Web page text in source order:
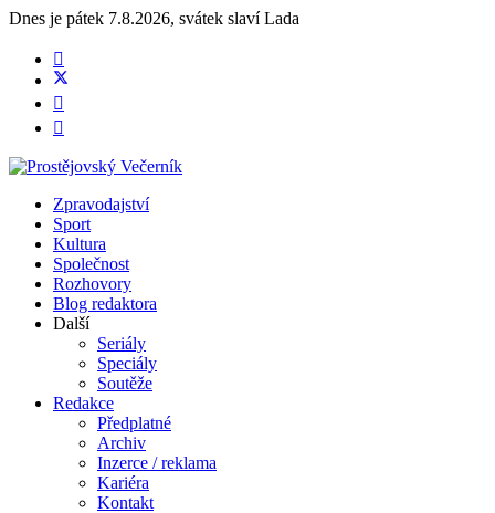
Dnes je pátek 7.8.2026, svátek slavíLada
Zpravodajství
Sport
Kultura
Společnost
Rozhovory
Blog redaktora
Další
Seriály
Speciály
Soutěže
Redakce
Předplatné
Archiv
Inzerce / reklama
Kariéra
Kontakt